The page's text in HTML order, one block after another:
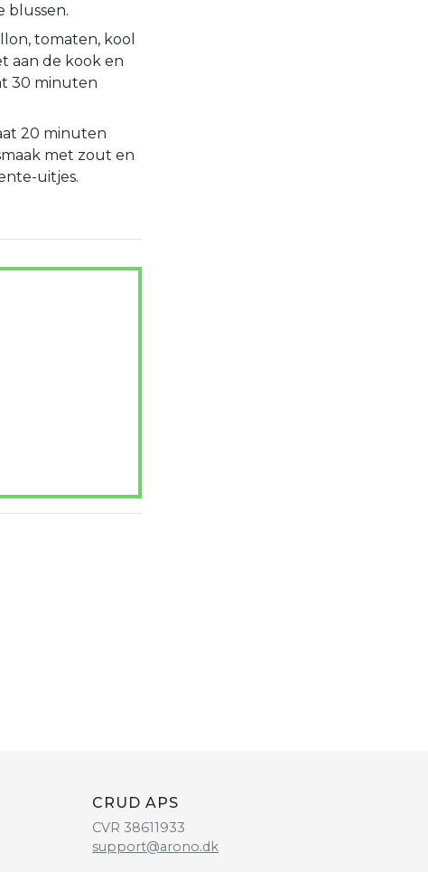
blussen.
tomaten, kool
aan de kook en
30 minuten
20 minuten
met zout en
uitjes.
CRUD APS
CVR 38611933
support@arono.dk